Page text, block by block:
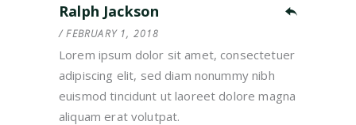
Ralph Jackson
FEBRUARY 1, 2018
Lorem ipsum dolor sit amet, consectetuer
adipiscing elit, sed diam nonummy nibh
euismod tincidunt ut laoreet dolore magna
aliquam erat volutpat.